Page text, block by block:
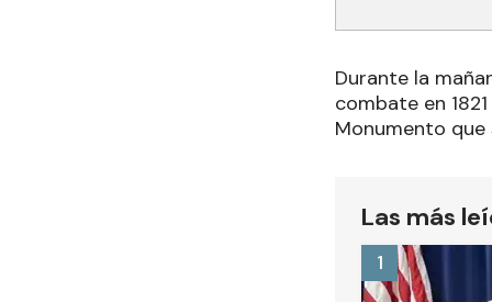
Durante la
combate en
Monumento que
Las más
1